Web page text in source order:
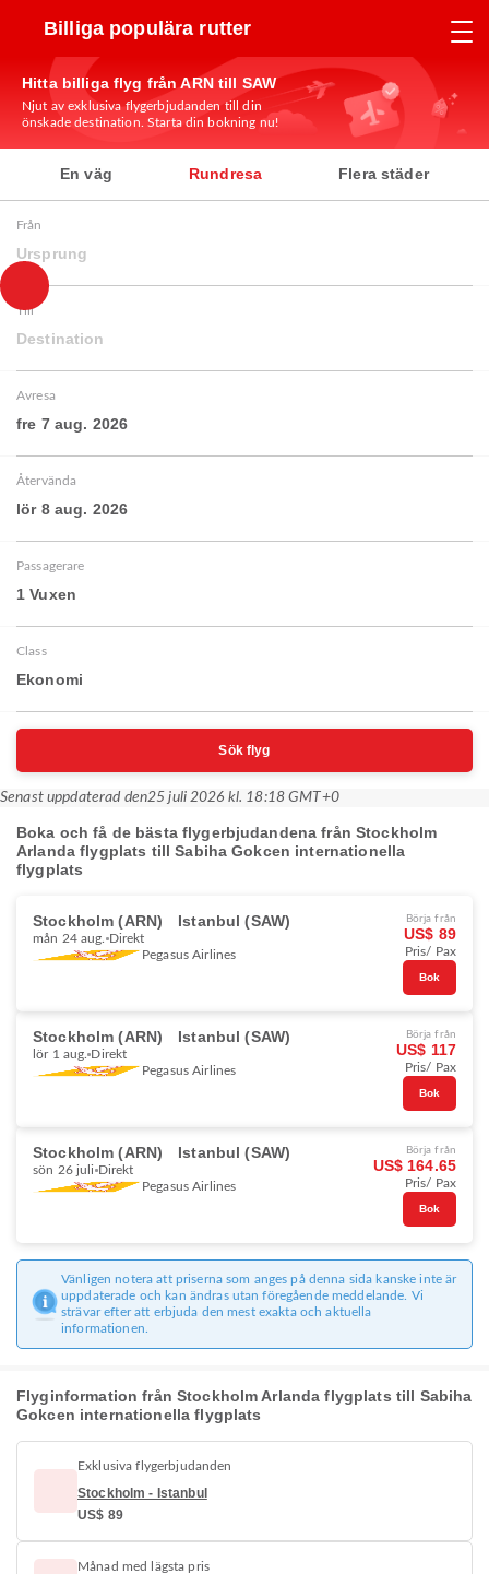
Billiga populära rutter
Hitta billiga flyg från ARN till SAW
Njut av exklusiva flygerbjudanden till din
önskade destination. Starta din bokning nu!
En väg Rundresa Flera städer
Från
Ursprung
Till
Destination
Avresa
fre 7 aug. 2026
Återvända
lör 8 aug. 2026
Passagerare
1 Vuxen
Class
Ekonomi
Sök flyg
Senast uppdaterad den25 juli 2026 kl. 18:18 GMT+0
Boka och få de bästa flygerbjudandena från Stockholm
Arlanda flygplats till Sabiha Gokcen internationella
flygplats
Stockholm (ARN) Istanbul (SAW)
mån 24 aug. Direkt
Pegasus Airlines
Börja från
US$ 89
Pris/ Pax
Bok
Stockholm (ARN) Istanbul (SAW)
lör 1 aug. Direkt
Pegasus Airlines
Börja från
US$ 117
Pris/ Pax
Bok
Stockholm (ARN) Istanbul (SAW)
sön 26 juli Direkt
Pegasus Airlines
Börja från
US$ 164.65
Pris/ Pax
Bok
Vänligen notera att priserna som anges på denna sida kanske inte är
uppdaterade och kan ändras utan föregående meddelande. Vi
strävar efter att erbjuda den mest exakta och aktuella
informationen.
Flyginformation från Stockholm Arlanda flygplats till Sabiha
Gokcen internationella flygplats
Exklusiva flygerbjudanden
Stockholm - Istanbul
US$ 89
Månad med lägsta pris